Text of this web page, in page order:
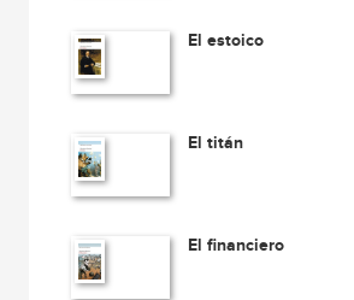
El estoico
El titán
El financiero